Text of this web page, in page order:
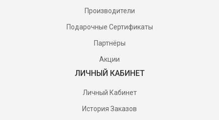
Производители
Подарочные Сертификаты
Партнёры
Акции
ЛИЧНЫЙ КАБИНЕТ
Личный Кабинет
История Заказов